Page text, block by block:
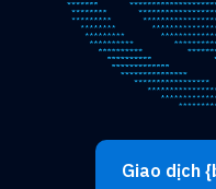
Giao dịch